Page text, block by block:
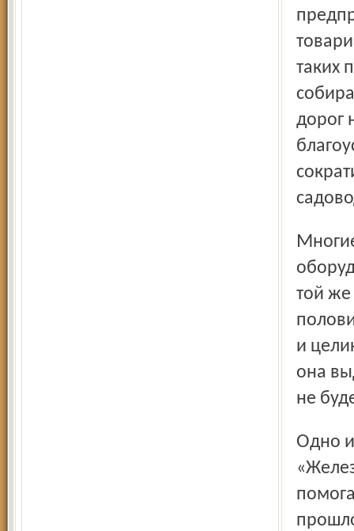
таких
дорог
Многие оказались и без воды. Старые трубы и
той
и
она
не
Одно из лучших на сегодня в области – товарищество